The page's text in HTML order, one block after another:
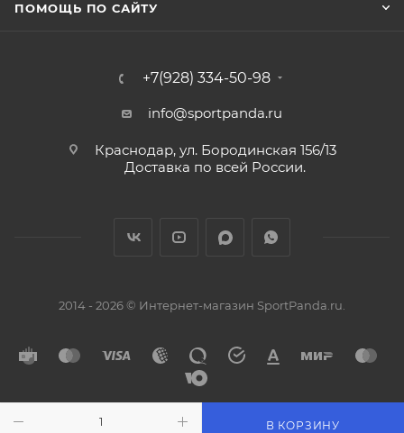
В КОРЗИНУ
ПОМОЩЬ ПО САЙТУ
+7(928) 334-50-98
info@sportpanda.ru
Краснодар, ул. Бородинская 156/13
Доставка по всей России.
2014 - 2026 © Интернет-магазин SportPanda.ru.